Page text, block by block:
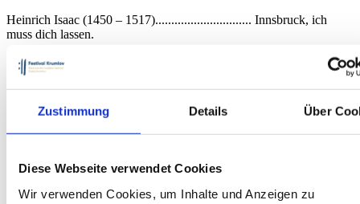
Zustimmung Details Über
Diese Webseite verwendet Cookies
Wir verwenden Cookies, um Inhalte und Anzeigen zu
Heinrich Isaac (1450 – 1517).............................. Innsbruck, ich
muss dich lassen.
Billy Joel, arr. Bob Chilcott.................................. And so it goes
Arr. Bob Chilcott................................................. Greensleves
Felix Mendelssohn-Bartholdy............................. Sei stille dem